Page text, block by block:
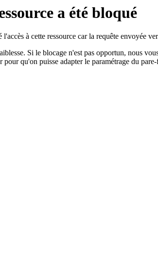
a été bloqué
à cette ressource car la requête envoyée
Si le blocage n'est pas opportun, nous
qu'on puisse adapter le paramétrage du pare-